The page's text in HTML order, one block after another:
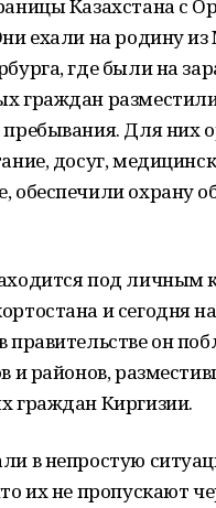
Казахстана с
ехали на родину
где были на
граждан
Для них
досуг,
обеспечили охрану
под личным
и сегодня
правительстве он
и районов,
граждан Киргизии.
в непростую
их не пропускают